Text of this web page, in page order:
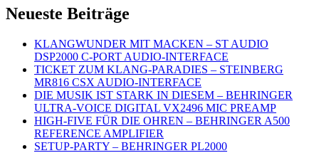
Neueste Beiträge
KLANGWUNDER MIT MACKEN – ST AUDIO
DSP2000 C-PORT AUDIO-INTERFACE
TICKET ZUM KLANG-PARADIES – STEINBERG
MR816 CSX AUDIO-INTERFACE
DIE MUSIK IST STARK IN DIESEM – BEHRINGER
ULTRA-VOICE DIGITAL VX2496 MIC PREAMP
HIGH-FIVE FÜR DIE OHREN – BEHRINGER A500
REFERENCE AMPLIFIER
SETUP-PARTY – BEHRINGER PL2000